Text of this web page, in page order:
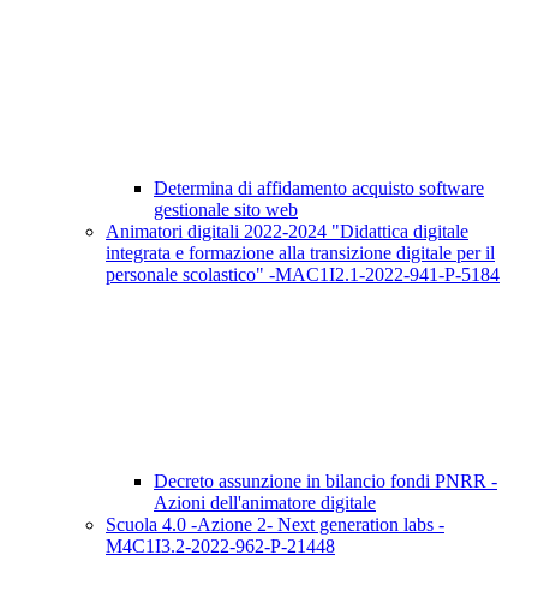
Determina di affidamento acquisto software
gestionale sito web
Animatori digitali 2022-2024 "Didattica digitale
integrata e formazione alla transizione digitale per il
personale scolastico" -MAC1I2.1-2022-941-P-5184
Decreto assunzione in bilancio fondi PNRR -
Azioni dell'animatore digitale
Scuola 4.0 -Azione 2- Next generation labs -
M4C1I3.2-2022-962-P-21448